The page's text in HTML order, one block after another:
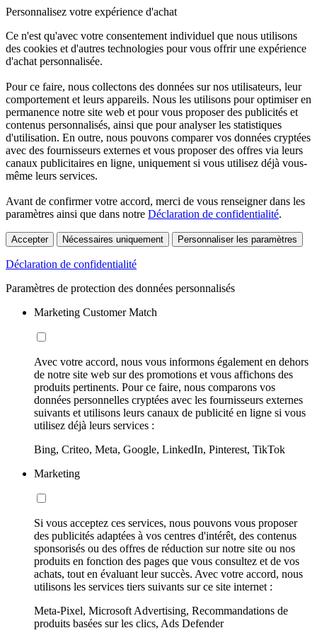
Personnalisez votre expérience d'achat
Ce n'est qu'avec votre consentement individuel que nous utilisons
des cookies et d'autres technologies pour vous offrir une expérience
d'achat personnalisée.
Pour ce faire, nous collectons des données sur nos utilisateurs, leur
comportement et leurs appareils. Nous les utilisons pour optimiser en
permanence notre site web et pour vous proposer des publicités et
contenus personnalisés, ainsi que pour analyser les statistiques
d'utilisation. En outre, nous pouvons comparer vos données cryptées
avec des fournisseurs externes et vous proposer des offres via leurs
canaux publicitaires en ligne, uniquement si vous utilisez déjà vous-
même leurs services.
Avant de confirmer votre accord, merci de vous renseigner dans les
paramètres ainsi que dans notre Déclaration de confidentialité.
Accepter Nécessaires uniquement Personnaliser les paramètres
Déclaration de confidentialité
Paramètres de protection des données personnalisés
Marketing Customer Match
Avec votre accord, nous vous informons également en dehors
de notre site web sur des promotions et vous affichons des
produits pertinents. Pour ce faire, nous comparons vos
données personnelles cryptées avec les fournisseurs externes
suivants et utilisons leurs canaux de publicité en ligne si vous
utilisez déjà leurs services :
Bing, Criteo, Meta, Google, LinkedIn, Pinterest, TikTok
Marketing
Si vous acceptez ces services, nous pouvons vous proposer
des publicités adaptées à vos centres d'intérêt, des contenus
sponsorisés ou des offres de réduction sur notre site ou nos
produits en fonction des pages que vous consultez et de vos
achats, tout en évaluant leur succès. Avec votre accord, nous
utilisons les services tiers suivants sur ce site internet :
Meta-Pixel, Microsoft Advertising, Recommandations de
produits basées sur les clics, Ads Defender